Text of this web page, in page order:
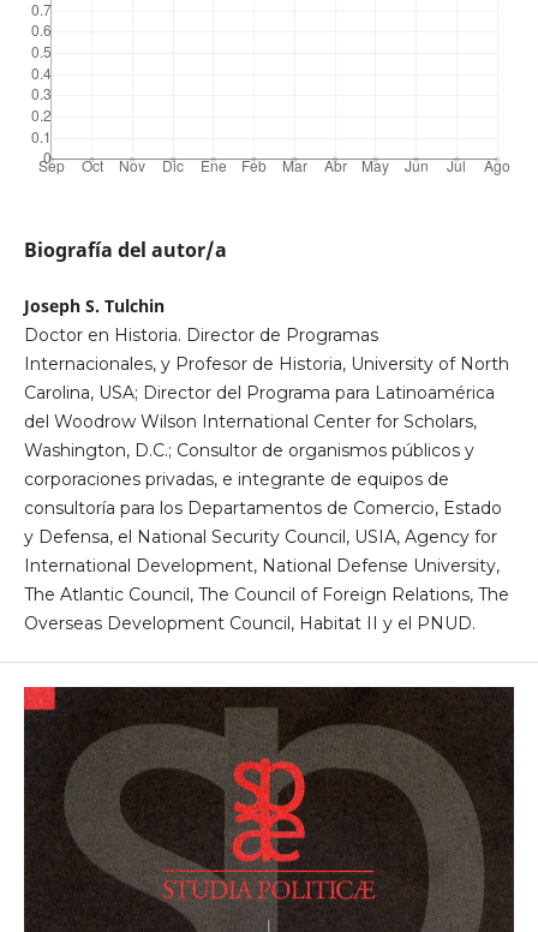
Biografía del autor/a
Joseph S. Tulchin
Doctor en Historia. Director de Programas
Internacionales, y Profesor de Historia, University of North
Carolina, USA; Director del Programa para Latinoamérica
del Woodrow Wilson International Center for Scholars,
Washington, D.C.; Consultor de organismos públicos y
corporaciones privadas, e integrante de equipos de
consultoría para los Departamentos de Comercio, Estado
y Defensa, el National Security Council, USIA, Agency for
International Development, National Defense University,
The Atlantic Council, The Council of Foreign Relations, The
Overseas Development Council, Habitat II y el PNUD.